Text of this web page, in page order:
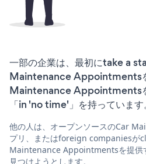
一部の企業は、最初にtake a
Maintenance Appointments
Maintenance Appointments
「in 'no time'」を持っています。
他の人は、オープンソースのCar
プリ、またはforeign companiesが
Maintenance Appointmentsを提
見つけようとします。